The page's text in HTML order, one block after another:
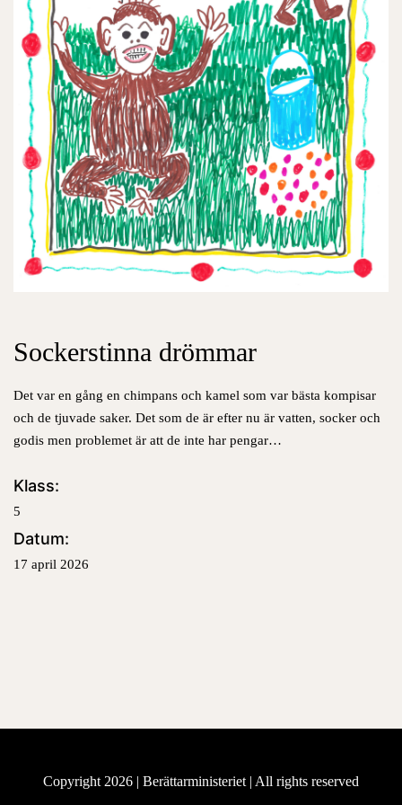
Sockerstinna drömmar
Det var en gång en chimpans och kamel som var bästa kompisar
och de tjuvade saker. Det som de är efter nu är vatten, socker och
godis men problemet är att de inte har pengar…
Klass:
5
Datum:
17 april 2026
Copyright 2026 | Berättarministeriet | All rights reserved